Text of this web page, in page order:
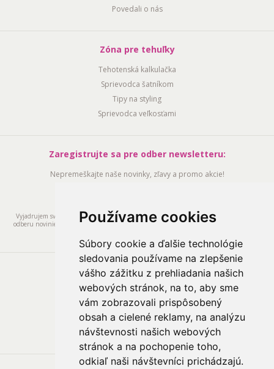
Používame cookies
Súbory cookie a ďalšie technológie
sledovania používame na zlepšenie
vášho zážitku z prehliadania našich
webových stránok, na to, aby sme
vám zobrazovali prispôsobený
obsah a cielené reklamy, na analýzu
návštevnosti našich webových
stránok a na pochopenie toho,
odkiaľ naši návštevníci prichádzajú.
Povedali o nás
Zóna pre tehuľky
Tehotenská kalkulačka
Sprievodca šatníkom
Tipy na styling
Sprievodca veľkosťami
Zaregistrujte sa pre odber newsletteru:
Nepremeškajte naše novinky, zľavy a promo akcie!
Vyjadrujem svoj dobrovoľný súhlas so spracovaním svojich osobných údajov za účelom
odberu noviniek a vyhlasujem, že sú mi známe moje práva, vrátane práva na odvolanie
Sledujte nás na: